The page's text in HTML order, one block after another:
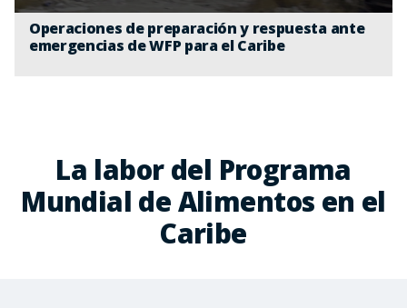
seconds
Operaciones de preparación y respuesta ante
emergencias de WFP para el Caribe
La labor del Programa
Mundial de Alimentos en el
Caribe